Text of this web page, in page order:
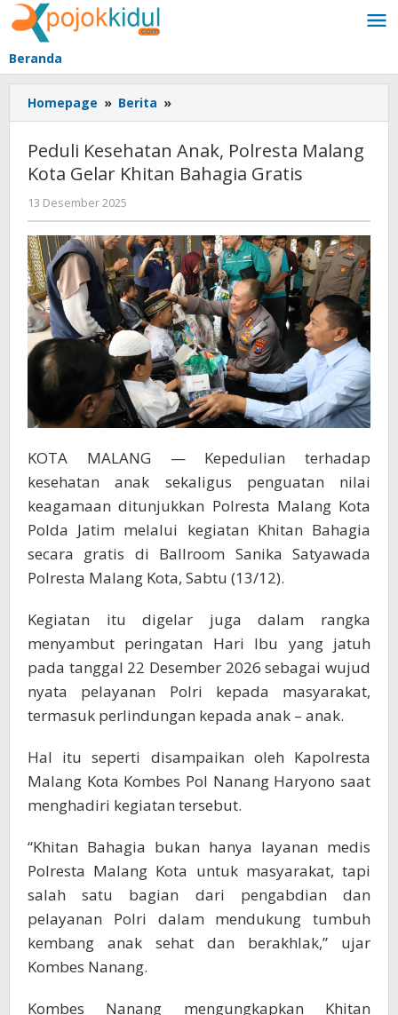
Lewati
ke
konten
Beranda
Homepage » Berita »
Kesehatan
Polresta
Malang
Khitan
Bahagia
Gratis
Peduli Kesehatan Anak, Polresta Malang
Kota Gelar Khitan Bahagia Gratis
13 Desember 2025
BangAdmin
KOTA MALANG — Kepedulian terhadap
kesehatan anak sekaligus penguatan nilai
keagamaan ditunjukkan Polresta Malang Kota
Polda Jatim melalui kegiatan Khitan Bahagia
secara gratis di Ballroom Sanika Satyawada
Polresta Malang Kota, Sabtu (13/12).
Kegiatan itu digelar juga dalam rangka
menyambut peringatan Hari Ibu yang jatuh
pada tanggal 22 Desember 2026 sebagai wujud
nyata pelayanan Polri kepada masyarakat,
termasuk perlindungan kepada anak – anak.
Hal itu seperti disampaikan oleh Kapolresta
Malang Kota Kombes Pol Nanang Haryono saat
menghadiri kegiatan tersebut.
“Khitan Bahagia bukan hanya layanan medis
Polresta Malang Kota untuk masyarakat, tapi
salah satu bagian dari pengabdian dan
pelayanan Polri dalam mendukung tumbuh
kembang anak sehat dan berakhlak,” ujar
Kombes Nanang.
Kombes Nanang mengungkapkan Khitan